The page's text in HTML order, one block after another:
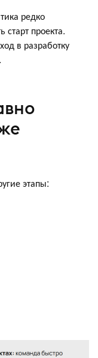
редко
проекта.
в разработку
этапы: